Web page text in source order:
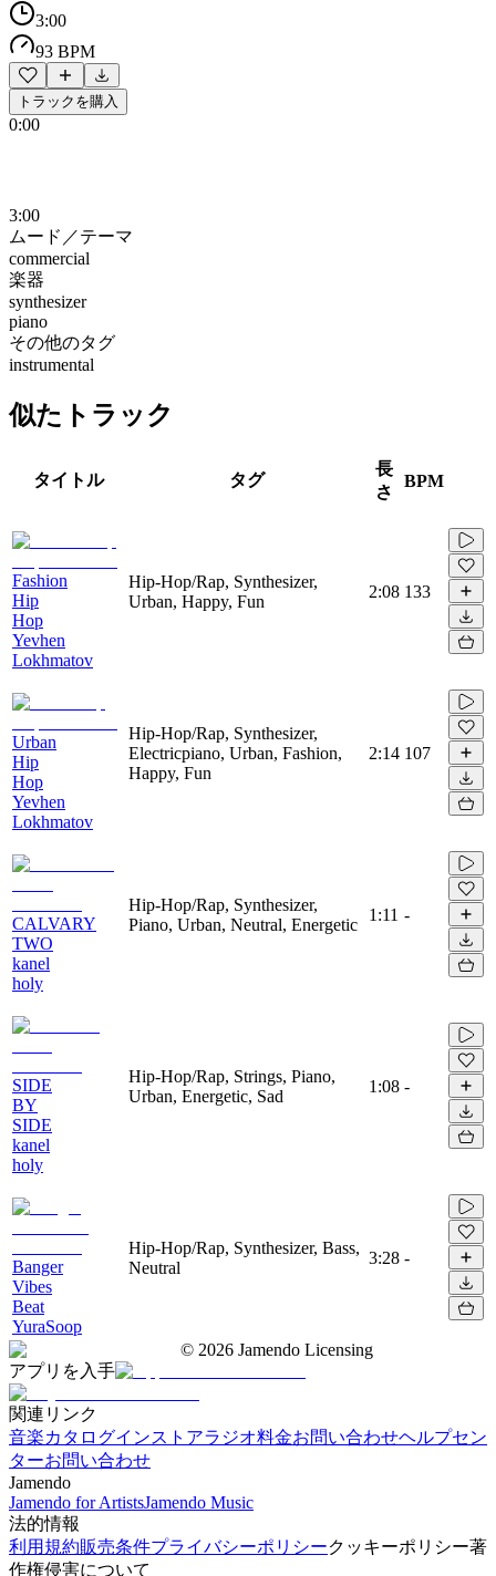
3:00
93 BPM
トラックを購入
0:00
3:00
ムード／テーマ
commercial
楽器
synthesizer
piano
その他のタグ
instrumental
似たトラック
タイトル タグ
長
さ
BPM
Fashion
Hip
Hop
Yevhen
Lokhmatov
Hip-Hop/Rap, Synthesizer,
Urban, Happy, Fun
2:08 133
Urban
Hip
Hop
Yevhen
Lokhmatov
Hip-Hop/Rap, Synthesizer,
Electricpiano, Urban, Fashion,
Happy, Fun
2:14 107
CALVARY
TWO
kanel
holy
Hip-Hop/Rap, Synthesizer,
Piano, Urban, Neutral, Energetic
1:11 -
SIDE
BY
SIDE
kanel
holy
Hip-Hop/Rap, Strings, Piano,
Urban, Energetic, Sad
1:08 -
Banger
Vibes
Beat
YuraSoop
Hip-Hop/Rap, Synthesizer, Bass,
Neutral
3:28 -
© 2026 Jamendo Licensing
アプリを入手
関連リンク
音楽カタログインストアラジオ料金お問い合わせヘルプセン
ターお問い合わせ
Jamendo
Jamendo for ArtistsJamendo Music
法的情報
利用規約販売条件プライバシーポリシークッキーポリシー著
作権侵害について